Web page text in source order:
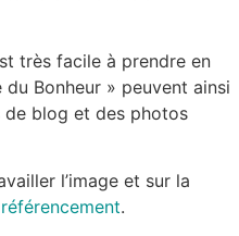
très facile à prendre en
du Bonheur » peuvent ainsi
blog et des photos
l’image et sur la
référencement.